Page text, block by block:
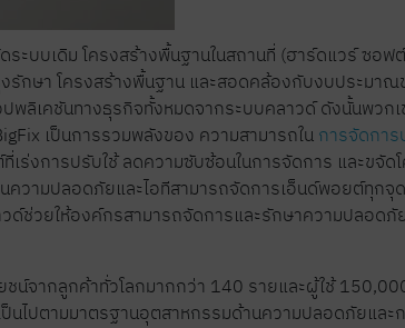
บบเดิม โครงสร้างพื้นฐานในสถานที่ (ฮาร์ดแวร์ ซอฟ
รักษา โครงสร้างพื้นฐาน และสอดคล้องกับงบประมาณ
พลิเคชันทางธุรกิจทั้งหมดจากระบบคลาวด์ ดังนั้นพวกเ
เป็นการรวมพลังของ ความสามารถใน การจัดการ
ร่งการปรับใช้ ลดความซับซ้อนในการจัดการ และขจัด
วามปลอดภัยและไอทีสามารถจัดการเอ็นด์พอยต์ทุกจุ
ด์ช่วยให้องค์กรสามารถจัดการและรักษาความปลอดภั
ชน์จากลูกค้าทั่วโลกมากกว่า 140 รายและผู้ใช้
ไปตามมาตรฐานอุตสาหกรรมด้านความปลอดภัยและ